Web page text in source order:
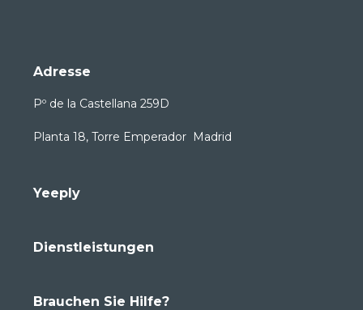
Adresse
Pº de la Castellana 259D
Planta 18, Torre Emperador Madrid
Yeeply
Dienstleistungen
Brauchen Sie Hilfe?